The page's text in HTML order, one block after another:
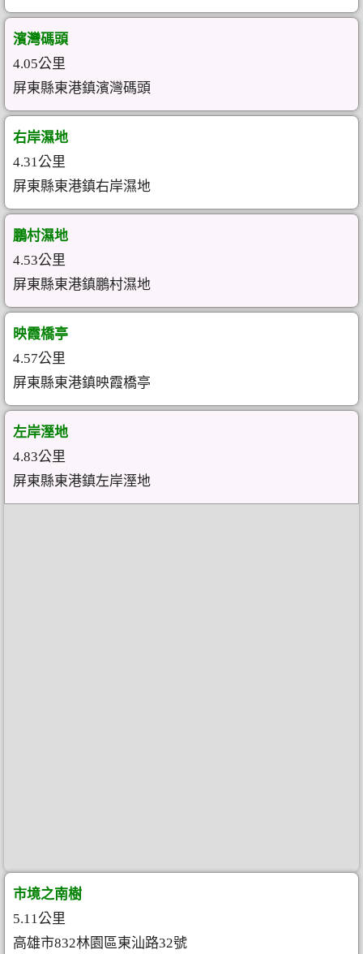
濱灣碼頭
4.05公里
屏東縣東港鎮濱灣碼頭
右岸濕地
4.31公里
屏東縣東港鎮右岸濕地
鵬村濕地
4.53公里
屏東縣東港鎮鵬村濕地
映霞橋亭
4.57公里
屏東縣東港鎮映霞橋亭
左岸溼地
4.83公里
屏東縣東港鎮左岸溼地
市境之南樹
5.11公里
高雄市832林園區東汕路32號